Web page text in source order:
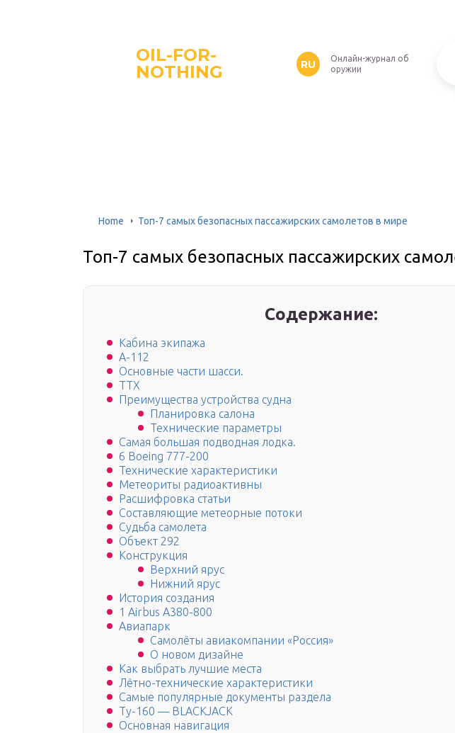
OIL-FOR-
NOTHING
RU
Онлайн-журнал об
оружии
Home Топ-7 самых безопасных пассажирских самолетов в мире
Топ-7 самых безопасных пассажирских
Содержание:
Кабина экипажа
А-112
Основные части шасси.
ТТХ
Преимущества устройства судна
Планировка салона
Технические параметры
Самая большая подводная лодка.
6 Boeing 777-200
Технические характеристики
Метеориты радиоактивны
Расшифровка статьи
Составляющие метеорные потоки
Судьба самолета
Объект 292
Конструкция
Верхний ярус
Нижний ярус
История создания
1 Airbus A380-800
Авиапарк
Самолёты авиакомпании «Россия»
О новом дизайне
Как выбрать лучшие места
Лётно-технические характеристики
Самые популярные документы раздела
Ту-160 — BLACKJACK
Основная навигация